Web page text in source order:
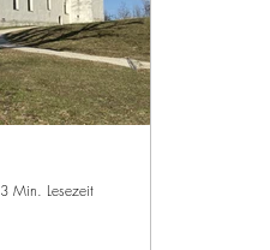
3 Min. Lesezeit